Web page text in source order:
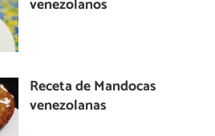
venezolanos
Receta de Mandocas
venezolanas